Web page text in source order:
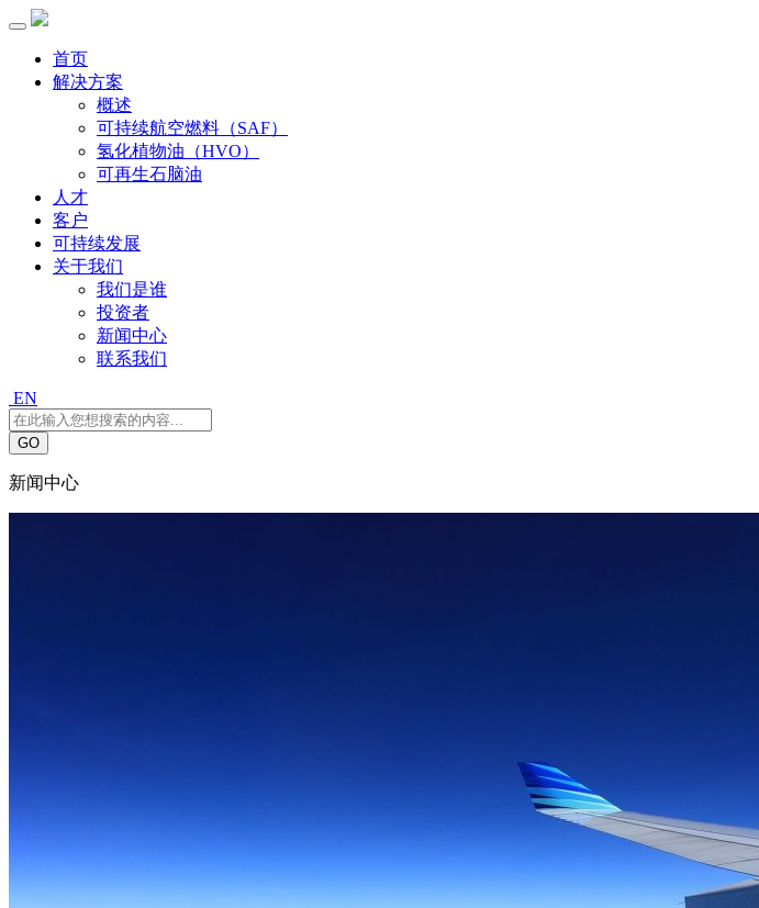
首页
解决方案
概述
可持续航空燃料（SAF）
氢化植物油（HVO）
可再生石脑油
人才
客户
可持续发展
关于我们
我们是谁
投资者
新闻中心
联系我们
EN
GO
新闻中心